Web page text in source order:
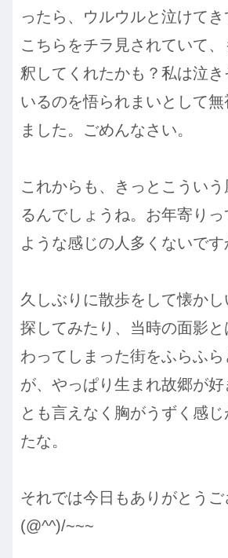
ったら、ウルウルと泣けて
こちらをチラ見されていて
釈してくれたかも？私は泣
いるのを悟られまいとして
ました。ごめんなさい。
これからも、きっとこうい
るんでしょうね。お年寄り
ような感じの人多くないです
久しぶりに散歩をして懐か
探してみたり、当時の面影
わってしまった街をふらふ
が、やっぱり生まれ故郷が
とも言えなく胸がうずく感
たな。
それでは今日もありがとうご
(@^^)/~~~